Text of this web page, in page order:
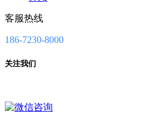
客服热线
186-7230-8000
关注我们